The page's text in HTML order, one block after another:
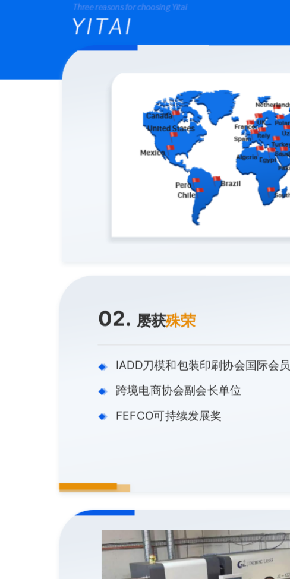
02. 屡获殊荣
IADD刀模和包装印刷协会国际会员
跨境电商协会副会长单位
FEFCO可持续发展奖